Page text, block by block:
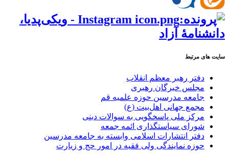
سایت های مرتبط
دفتر رهبر معظم انقلاب
مجلس خبرگان رهبری
جامعه مدرسین حوزه علمیه قم
مجمع جهانی اهل‌بیت (ع)
مرکز ملی پاسخگویی به سوالات دینی
شورای سیاستگذاری ائمه جمعه
دفتر انتشارات اسلامی وابسته به جامعه مدرسین
حوزه نمایندگی ولی فقیه در امور حج و زیارت